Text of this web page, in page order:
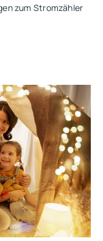
zum Stromzähler